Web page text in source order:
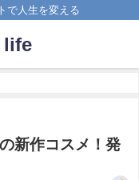
で人生を変える
life
新作コスメ！発